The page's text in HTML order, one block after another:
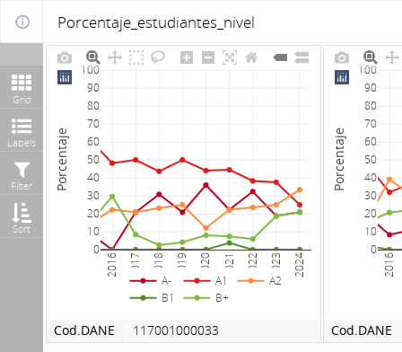
Porcentaje_estudiantes_nivel
Grid
Labels
Filter
Sort
2016 2017 2018 2019 2020 2021 2022 2023 2024
0
10
20
30
40
50
60
70
80
90
100
A- A1
A2
B1
B+
Porcentaje
Cod.DANE 117001000033
2016
0
10
20
30
40
50
60
70
80
90
100
Porcentaje
Cod.DANE